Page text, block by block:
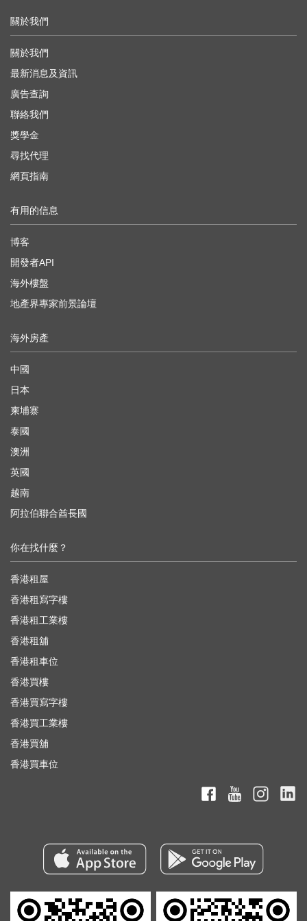
關於我們
關於我們
最新消息及資訊
廣告查詢
聯絡我們
獎學金
尋找代理
網頁指南
有用的信息
博客
開發者API
海外樓盤
地產界專家前景論壇
海外房產
中國
日本
柬埔寨
泰國
澳洲
英國
越南
阿拉伯聯合酋長國
你在找什麼？
香港租屋
香港租寫字樓
香港租工業樓
香港租舖
香港租車位
香港買樓
香港買寫字樓
香港買工業樓
香港買舖
香港買車位